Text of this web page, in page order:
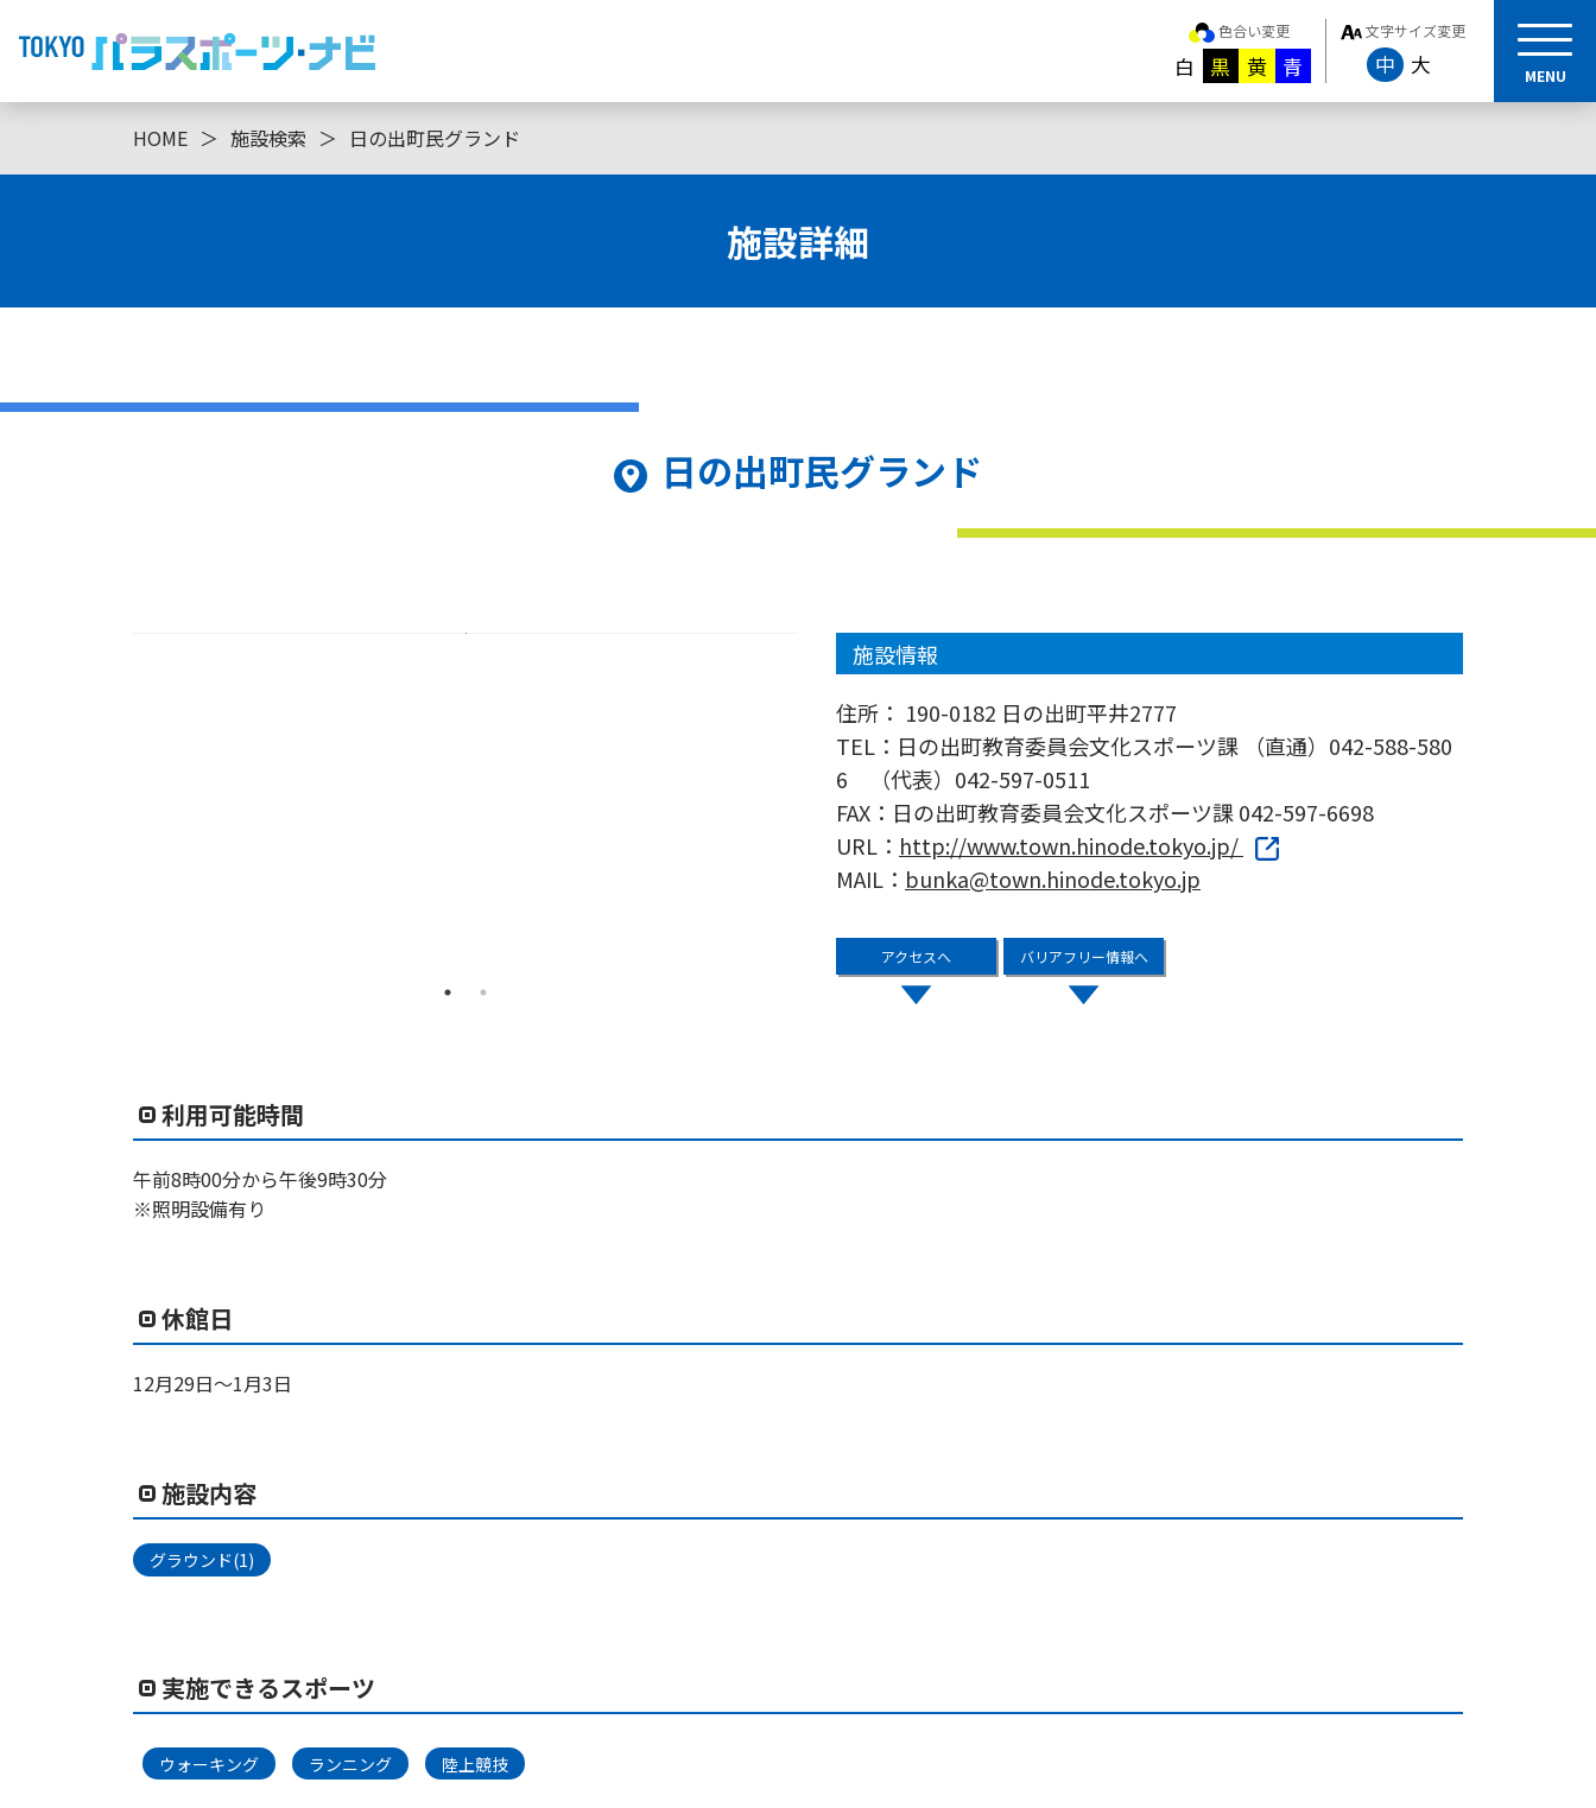
色合い変更
白 黒 黄 青
文字サイズ変更
中 大 MENU
HOME ＞ 施設検索 ＞ 日の出町民グランド
施設詳細
日の出町民グランド
施設情報
住所： 190-0182 日の出町平井2777
TEL： 日の出町教育委員会文化スポーツ課 （直通）042-588-580
6 （代表）042-597-0511
FAX： 日の出町教育委員会文化スポーツ課 042-597-6698
URL： http://www.town.hinode.tokyo.jp/
MAIL： bunka@town.hinode.tokyo.jp
アクセスへ バリアフリー情報へ
利用可能時間
午前8時00分から午後9時30分
※照明設備有り
休館日
12月29日～1月3日
施設内容
グラウンド(1)
実施できるスポーツ
ウォーキング ランニング 陸上競技